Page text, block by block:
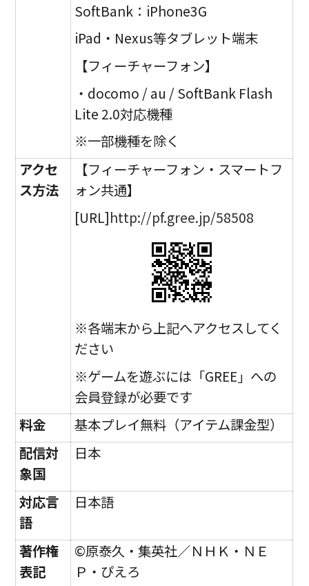
SoftBank：iPhone3G
iPad・Nexus等タブレット端末
【フィーチャーフォン】
・docomo / au / SoftBank Flash
Lite 2.0対応機種
※一部機種を除く
アクセ
ス方法
【フィーチャーフォン・スマートフ
ォン共通】
[URL]http://pf.gree.jp/58508
※各端末から上記へアクセスしてく
ださい
※ゲームを遊ぶには「GREE」への
会員登録が必要です
料金
基本プレイ無料（アイテム課金型）
配信対
象国
日本
対応言
語
日本語
著作権
表記
©原泰久・集英社／ＮＨＫ・ＮＥ
Ｐ・ぴえろ